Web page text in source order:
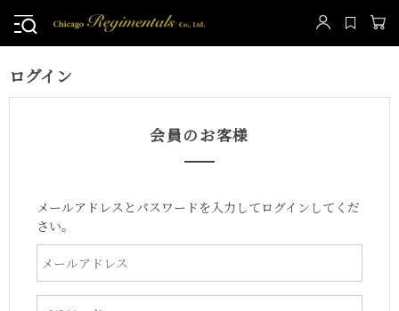
ログイン
会員のお客様
メールアドレスとパスワードを入力してログインしてくだ
さい。